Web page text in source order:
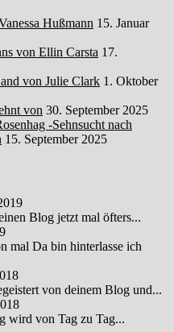
Hußmann 15. Januar
von Ellin Carsta 17.
von Julie Clark 1. Oktober
von 30. September 2025
-Sehnsucht nach
15. September 2025
Blog jetzt mal öfters...
mal Da bin hinterlasse ich
von deinem Blog und...
wird von Tag zu Tag...